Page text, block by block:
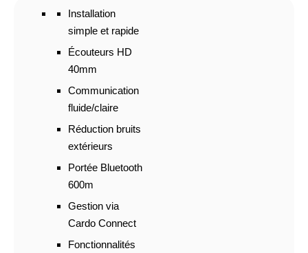
Installation
simple et rapide
Écouteurs HD
40mm
Communication
fluide/claire
Réduction bruits
extérieurs
Portée Bluetooth
600m
Gestion via
Cardo Connect
Fonctionnalités